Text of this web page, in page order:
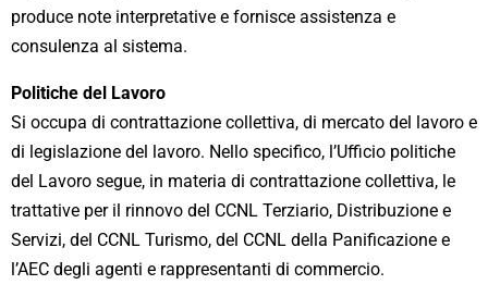
produce note interpretative e fornisce assistenza e
consulenza al sistema.
Politiche del Lavoro
Si occupa di contrattazione collettiva, di mercato del lavoro e
di legislazione del lavoro. Nello specifico, l’Ufficio politiche
del Lavoro segue, in materia di contrattazione collettiva, le
trattative per il rinnovo del CCNL Terziario, Distribuzione e
Servizi, del CCNL Turismo, del CCNL della Panificazione e
l’AEC degli agenti e rappresentanti di commercio.